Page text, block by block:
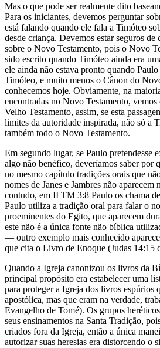
Mas o que pode ser realmente dito
Para os iniciantes, devemos perguntar
está falando quando ele fala a Timóteo
desde criança. Devemos estar seguros de
sobre o Novo Testamento, pois o Novo
sido escrito quando Timóteo ainda era
ele ainda não estava pronto quando
Timóteo, e muito menos o Cânon do
conhecemos hoje. Obviamente, na
encontradas no Novo Testamento,
Velho Testamento, assim, se esta
limites da autoridade inspirada, não só a
também todo o Novo Testamento.
Em segundo lugar, se Paulo pretendesse
algo não benéfico, deveríamos saber por
no mesmo capítulo tradições orais que
nomes de Janes e Jambres não aparecem
contudo, em II TM 3:8 Paulo os chama
Paulo utiliza a tradição oral para falar o
proeminentes do Egito, que aparecem
este não é a única fonte não bíblica
— outro exemplo mais conhecido
que cita o Livro de Enoque (Judas 14:15
Quando a Igreja canonizou os livros da
principal propósito era estabelecer uma
para proteger a Igreja dos livros espúrios
apostólica, mas que eram na verdade,
Evangelho de Tomé). Os grupos
seus ensinamentos na Santa Tradição,
criados fora da Igreja, então a única
autorizar suas heresias era distorcendo o